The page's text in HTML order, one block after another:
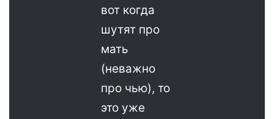
вот когда
шутят про
мать
(неважно
про чью), то
это уже